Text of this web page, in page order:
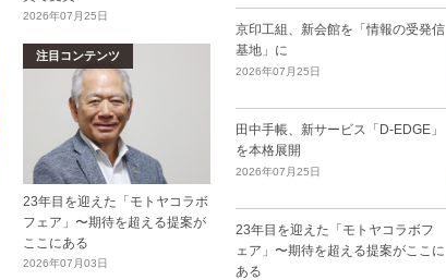
2026年07月25日
注目コンテンツ
23年目を迎えた「モトヤコラボ
フェア」〜期待を超える提案が
ここにある
2026年07月03日
京印工組、新会館を「情報の受発信
基地」に
2026年07月25日
田中手帳、新サービス「D-EDGE」
を本格展開
2026年07月25日
23年目を迎えた「モトヤコラボフ
ェア」〜期待を超える提案がここに
ある